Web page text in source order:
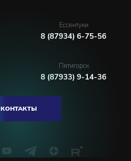
Ессентуки
8 (87934) 6-75-56
Пятигорск
8 (87933) 9-14-36
КОНТАКТЫ